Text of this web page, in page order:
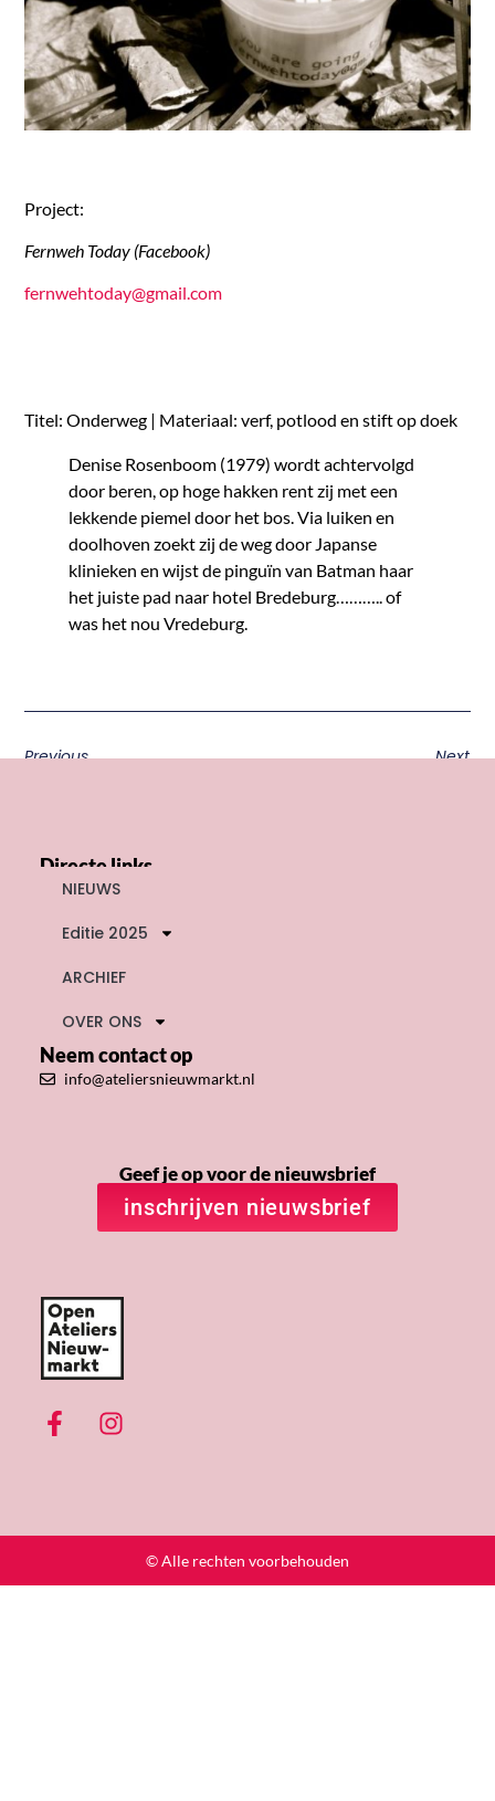
Project:
Fernweh Today (Facebook)
fernwehtoday@gmail.com
Titel: Onderweg | Materiaal: verf, potlood en stift op doek
Denise Rosenboom (1979) wordt achtervolgd
door beren, op hoge hakken rent zij met een
lekkende piemel door het bos. Via luiken en
doolhoven zoekt zij de weg door Japanse
klinieken en wijst de pinguïn van Batman haar
het juiste pad naar hotel Bredeburg……….. of
was het nou Vredeburg.
Previous Next
Directe links
NIEUWS
Editie 2025
ARCHIEF
OVER ONS
Neem contact op
info@ateliersnieuwmarkt.nl
Geef je op voor de nieuwsbrief
inschrijven nieuwsbrief
© Alle rechten voorbehouden